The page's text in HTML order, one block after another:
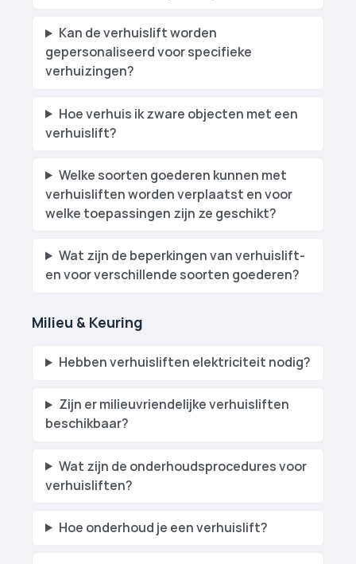
Kan de verhuislift worden
gepersonaliseerd voor specifieke
verhuizingen?
Hoe verhuis ik zware objecten met een
verhuislift?
Welke soorten goederen kunnen met
verhuislift­en worden verplaatst en voor
welke toepassingen zijn ze geschikt?
Wat zijn de beperkingen van verhuislift­
en voor verschillende soorten goederen?
Milieu & Keuring
Hebben verhuislift­en elektriciteit nodig?
Zijn er milieuvriendelijke verhuislift­en
beschikbaar?
Wat zijn de onderhoudsprocedures voor
verhuislift­en?
Hoe onderhoud je een verhuislift?